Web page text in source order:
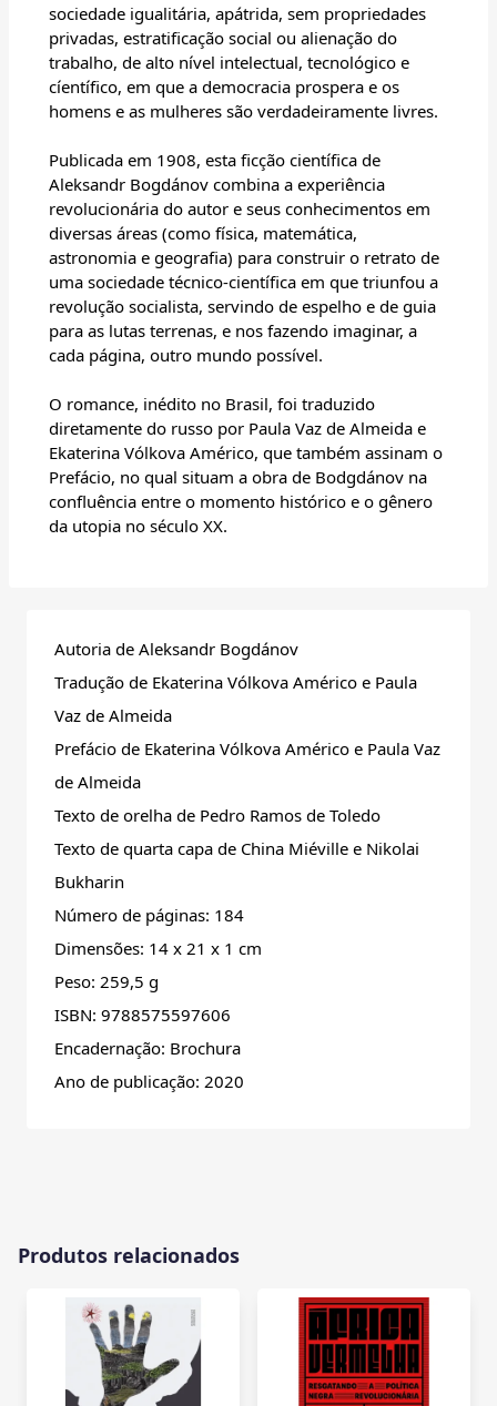
sociedade igualitária, apátrida, sem propriedades
privadas, estratificação social ou alienação do
trabalho, de alto nível intelectual, tecnológico e
cíentífico, em que a democracia prospera e os
homens e as mulheres são verdadeiramente livres.
Publicada em 1908, esta ficção científica de
Aleksandr Bogdánov combina a experiência
revolucionária do autor e seus conhecimentos em
diversas áreas (como física, matemática,
astronomia e geografia) para construir o retrato de
uma sociedade técnico-científica em que triunfou a
revolução socialista, servindo de espelho e de guia
para as lutas terrenas, e nos fazendo imaginar, a
cada página, outro mundo possível.
O romance, inédito no Brasil, foi traduzido
diretamente do russo por Paula Vaz de Almeida e
Ekaterina Vólkova Américo, que também assinam o
Prefácio, no qual situam a obra de Bodgdánov na
confluência entre o momento histórico e o gênero
da utopia no século XX.
Autoria de Aleksandr Bogdánov
Tradução de Ekaterina Vólkova Américo e Paula
Vaz de Almeida
Prefácio de Ekaterina Vólkova Américo e Paula Vaz
de Almeida
Texto de orelha de Pedro Ramos de Toledo
Texto de quarta capa de China Miéville e Nikolai
Bukharin
Número de páginas: 184
Dimensões: 14 x 21 x 1 cm
Peso: 259,5 g
ISBN: 9788575597606
Encadernação: Brochura
Ano de publicação: 2020
Produtos relacionados